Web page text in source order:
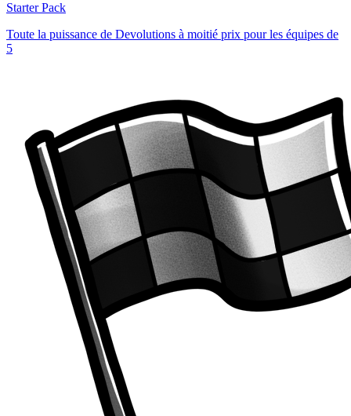
Starter Pack
Toute la puissance de Devolutions à moitié prix pour les équipes de
5